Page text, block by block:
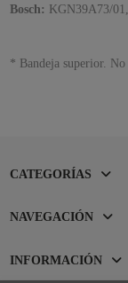
Bosch: KGN39A73/
* Bandeja superior. No
CATEGORÍAS
NAVEGACIÓN
INFORMACIÓN